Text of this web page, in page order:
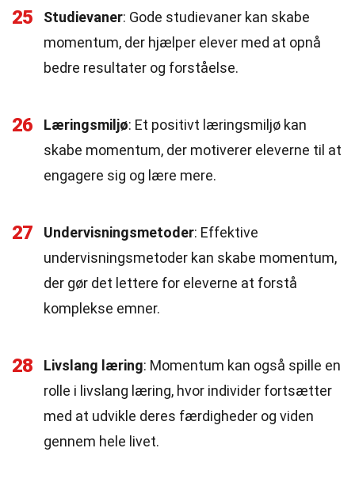
25 Studievaner: Gode studievaner kan skabe
momentum, der hjælper elever med at opnå
bedre resultater og forståelse.
26 Læringsmiljø: Et positivt læringsmiljø kan
skabe momentum, der motiverer eleverne til at
engagere sig og lære mere.
27 Undervisningsmetoder: Effektive
undervisningsmetoder kan skabe momentum,
der gør det lettere for eleverne at forstå
komplekse emner.
28 Livslang læring: Momentum kan også spille en
rolle i livslang læring, hvor individer fortsætter
med at udvikle deres færdigheder og viden
gennem hele livet.